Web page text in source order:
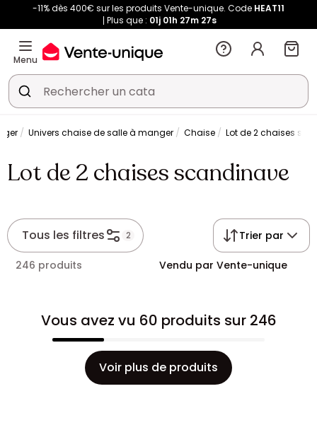
-11% dès 400€ sur les produits Vente-unique. Code HEAT11
Plus que : 01j 01h 27m 27s
Menu
Univers chaise de salle à manger Chaise Lot de 2 chaises
Lot de 2 chaises scandinave
Tous les filtres 2 Trier par
246 produits Vendu par Vente-unique
Vous avez vu 60 produits sur 246
Voir plus de produits